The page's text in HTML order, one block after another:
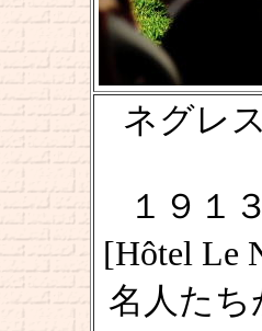
ネグレ
１９１
[Hôtel Le
名人たち